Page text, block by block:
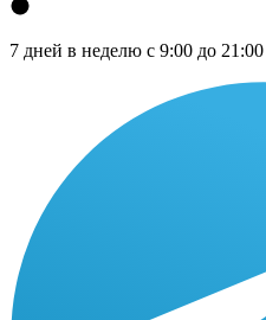
7 дней в неделю с 9:00 до 21:00